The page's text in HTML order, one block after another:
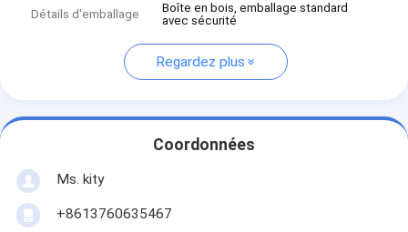
Détails d'emballage
Boîte en bois, emballage standard
avec sécurité
Regardez plus
Coordonnées
Ms. kity
+8613760635467